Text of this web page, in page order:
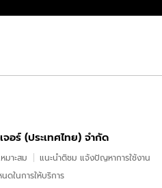
อร์ (ประเทศไทย) จำกัด
ดในการให้บริการ
มาะสม แนะนำติชม แจ้งปัญหาการใช้งาน